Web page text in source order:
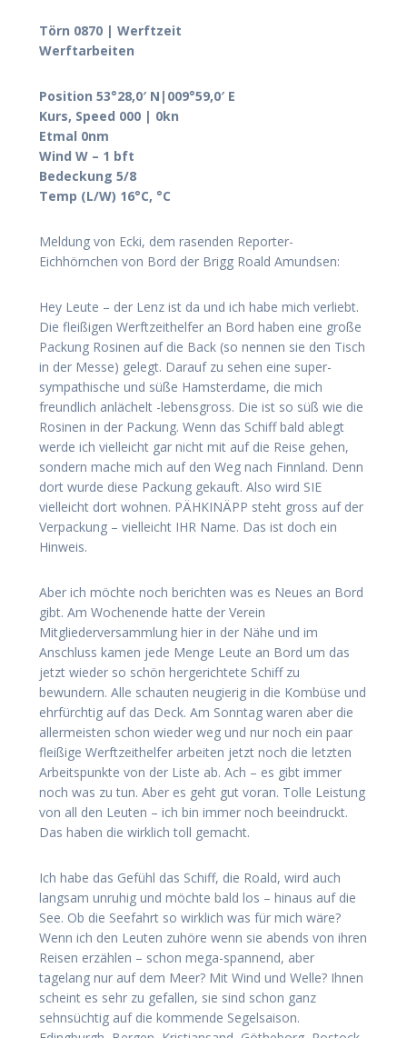
Törn 0870 | Werftzeit
Werftarbeiten
Position 53°28,0′ N|009°59,0′ E
Kurs, Speed 000 | 0kn
Etmal 0nm
Wind W – 1 bft
Bedeckung 5/8
Temp (L/W) 16°C, °C
Meldung von Ecki, dem rasenden Reporter-
Eichhörnchen von Bord der Brigg Roald Amundsen:
Hey Leute – der Lenz ist da und ich habe mich verliebt.
Die fleißigen Werftzeithelfer an Bord haben eine große
Packung Rosinen auf die Back (so nennen sie den Tisch
in der Messe) gelegt. Darauf zu sehen eine super-
sympathische und süße Hamsterdame, die mich
freundlich anlächelt -lebensgross. Die ist so süß wie die
Rosinen in der Packung. Wenn das Schiff bald ablegt
werde ich vielleicht gar nicht mit auf die Reise gehen,
sondern mache mich auf den Weg nach Finnland. Denn
dort wurde diese Packung gekauft. Also wird SIE
vielleicht dort wohnen. PÄHKINÄPP steht gross auf der
Verpackung – vielleicht IHR Name. Das ist doch ein
Hinweis.
Aber ich möchte noch berichten was es Neues an Bord
gibt. Am Wochenende hatte der Verein
Mitgliederversammlung hier in der Nähe und im
Anschluss kamen jede Menge Leute an Bord um das
jetzt wieder so schön hergerichtete Schiff zu
bewundern. Alle schauten neugierig in die Kombüse und
ehrfürchtig auf das Deck. Am Sonntag waren aber die
allermeisten schon wieder weg und nur noch ein paar
fleißige Werftzeithelfer arbeiten jetzt noch die letzten
Arbeitspunkte von der Liste ab. Ach – es gibt immer
noch was zu tun. Aber es geht gut voran. Tolle Leistung
von all den Leuten – ich bin immer noch beeindruckt.
Das haben die wirklich toll gemacht.
Ich habe das Gefühl das Schiff, die Roald, wird auch
langsam unruhig und möchte bald los – hinaus auf die
See. Ob die Seefahrt so wirklich was für mich wäre?
Wenn ich den Leuten zuhöre wenn sie abends von ihren
Reisen erzählen – schon mega-spannend, aber
tagelang nur auf dem Meer? Mit Wind und Welle? Ihnen
scheint es sehr zu gefallen, sie sind schon ganz
sehnsüchtig auf die kommende Segelsaison.